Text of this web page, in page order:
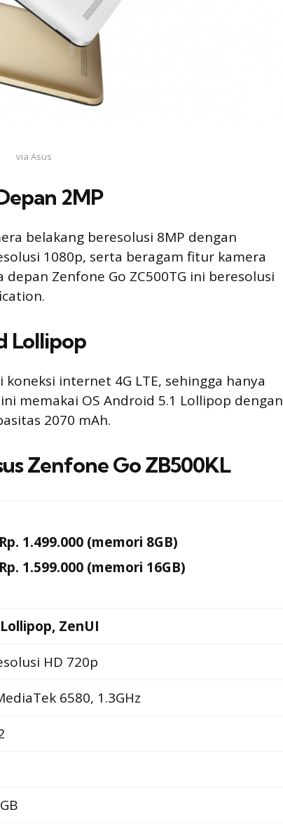
via Asus
2MP
belakang beresolusi 8MP dengan
1080p, serta beragam fitur kamera
Zenfone Go ZC500TG ini beresolusi
Lollipop
internet 4G LTE, sehingga hanya
memakai OS Android 5.1 Lollipop dengan
2070 mAh.
Zenfone Go ZB500KL
Rp. 1.499.000 (memori 8GB)
Rp. 1.599.000 (memori 16GB)
ZenUI
HD 720p
6580, 1.3GHz